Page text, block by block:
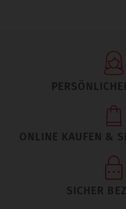
ONLINE KAUFEN &
SICHER